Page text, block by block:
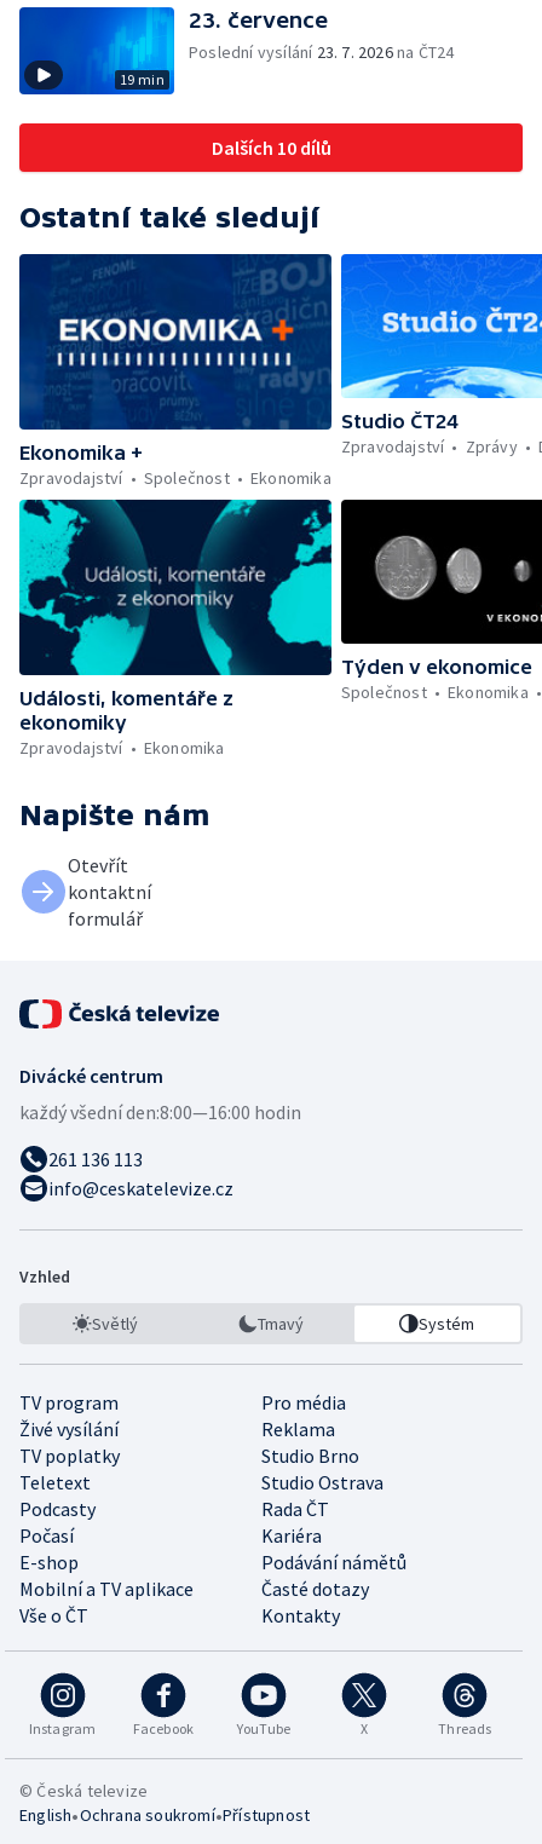
19 min
23. července
Poslední vysílání 23. 7. 2026na ČT24
Dalších 10 dílů
Ostatní také sledují
Ekonomika +
Zpravodajství
Společnost Ekonomika
Studio ČT24
Zpravodajství
Zprávy
Události, komentáře z
ekonomiky
Zpravodajství
Ekonomika
Týden v ekonomice
Společnost
Ekonomika
Napište nám
Otevřít
kontaktní
formulář
Divácké centrum
každý všední den:8:00—16:00 hodin
261 136 113
info@ceskatelevize.cz
Vzhled
Světlý Tmavý Systém
TV program
Pro média
Živé vysílání
Reklama
TV poplatky
Studio Brno
Teletext
Studio Ostrava
Podcasty
Rada ČT
Počasí
Kariéra
E-shop
Podávání námětů
Mobilní a TV aplikace
Časté dotazy
Vše o ČT
Kontakty
Instagram Facebook YouTube X Threads
© Česká televize
English•Ochrana soukromí•Přístupnost